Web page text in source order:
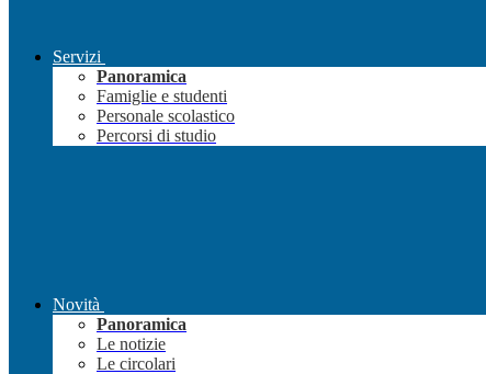
Servizi
Panoramica
Famiglie e studenti
Personale scolastico
Percorsi di studio
Novità
Panoramica
Le notizie
Le circolari